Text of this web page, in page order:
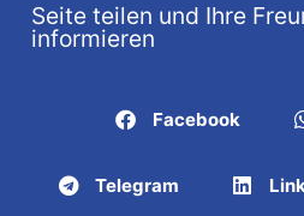
Seite teilen und Ihre
informieren
Facebook
Telegram